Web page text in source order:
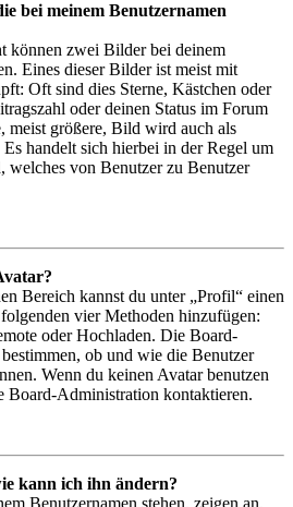
bei meinem Benutzernamen
können zwei Bilder bei deinem
Eines dieser Bilder ist meist mit
Oft sind dies Sterne, Kästchen oder
oder deinen Status im Forum
meist größere, Bild wird auch als
Es handelt sich hierbei in der Regel um
welches von Benutzer zu Benutzer
Bereich kannst du unter „Profil“ einen
vier Methoden hinzufügen:
oder Hochladen. Die Board-
ob und wie die Benutzer
Wenn du keinen Avatar benutzen
Board-Administration kontaktieren.
kann ich ihn ändern?
Benutzernamen stehen, zeigen an,